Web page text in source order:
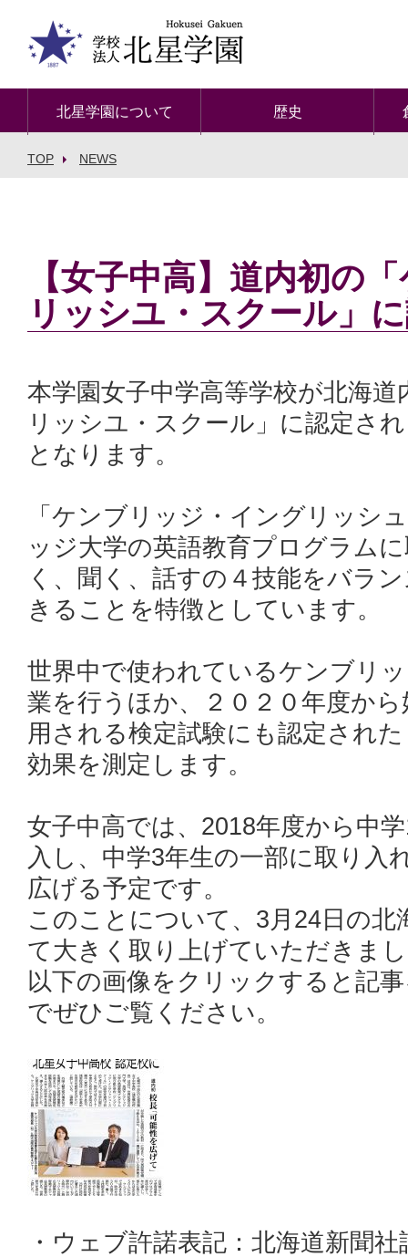
北星学園について 歴史
TOP NEWS
【女子中高】道内初の
リッシユ・スクール」
本学園女子中学高等学校が北海
リッシユ・スクール」に認定さ
となります。
「ケンブリッジ・イングリッシ
ッジ大学の英語教育プログラム
く、聞く、話すの４技能をバラ
きることを特徴としています。
世界中で使われているケンブリ
業を行うほか、２０２０年度か
用される検定試験にも認定され
効果を測定します。
女子中高では、2018年度から中
入し、中学3年生の一部に取り入
広げる予定です。
このことについて、3月24日の
て大きく取り上げていただきま
以下の画像をクリックすると記
でぜひご覧ください。
・ウェブ許諾表記：北海道新聞